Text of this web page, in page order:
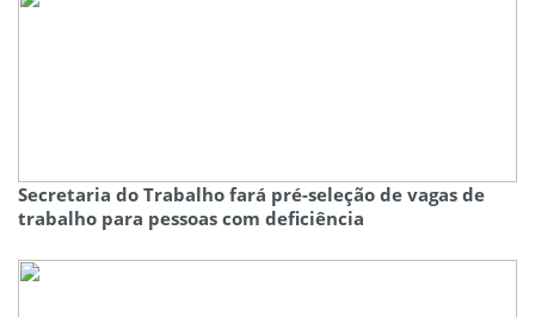
Secretaria do Trabalho fará pré-seleção de vagas de
trabalho para pessoas com deficiência